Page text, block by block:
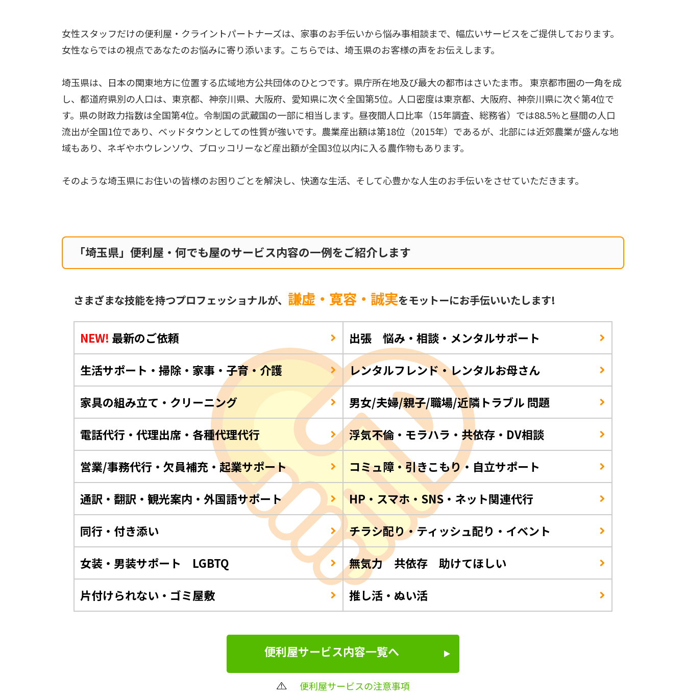
女性スタッフだけの便利屋・クライントパートナーズは、家事のお手伝いから悩み事相談まで、幅広いサービスをご提供しております。
女性ならではの視点であなたのお悩みに寄り添います。こちらでは、埼玉県のお客様の声をお伝えします。
埼玉県は、日本の関東地方に位置する広域地方公共団体のひとつです。県庁所在地及び最大の都市はさいたま市。 東京都市圏の一角を成
し、都道府県別の人口は、東京都、神奈川県、大阪府、愛知県に次ぐ全国第5位。人口密度は東京都、大阪府、神奈川県に次ぐ第4位で
す。県の財政力指数は全国第4位。令制国の武蔵国の一部に相当します。昼夜間人口比率（15年調査、総務省）では88.5%と昼間の人口
流出が全国1位であり、ベッドタウンとしての性質が強いです。農業産出額は第18位（2015年）であるが、北部には近郊農業が盛んな地
域もあり、ネギやホウレンソウ、ブロッコリーなど産出額が全国3位以内に入る農作物もあります。
そのような埼玉県にお住いの皆様のお困りごとを解決し、快適な生活、そして心豊かな人生のお手伝いをさせていただきます。
「埼玉県」便利屋・何でも屋のサービス内容の一例をご紹介します
さまざまな技能を持つプロフェッショナルが、謙虚・寛容・誠実をモットーにお手伝いいたします!
NEW! 最新のご依頼
出張 悩み・相談・メンタルサポート
生活サポート・掃除・家事・子育・介護
レンタルフレンド・レンタルお母さん
家具の組み立て・クリーニング
男女/夫婦/親子/職場/近隣トラブル 問題
電話代行・代理出席・各種代理代行
浮気不倫・モラハラ・共依存・DV相談
営業/事務代行・欠員補充・起業サポート
コミュ障・引きこもり・自立サポート
通訳・翻訳・観光案内・外国語サポート
HP・スマホ・SNS・ネット関連代行
同行・付き添い
チラシ配り・ティッシュ配り・イベント
女装・男装サポート LGBTQ
無気力 共依存 助けてほしい
片付けられない・ゴミ屋敷
推し活・ぬい活
便利屋サービス内容一覧へ
便利屋サービスの注意事項